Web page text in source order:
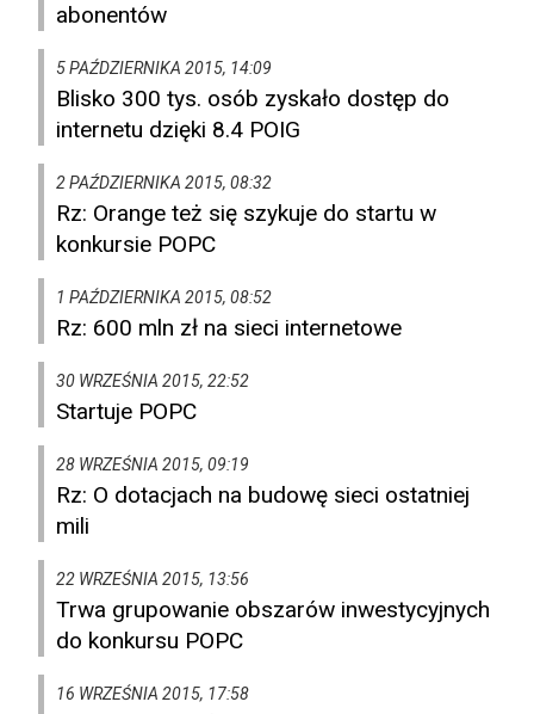
abonentów
5 PAŹDZIERNIKA 2015, 14:09
Blisko 300 tys. osób zyskało dostęp do
internetu dzięki 8.4 POIG
2 PAŹDZIERNIKA 2015, 08:32
Rz: Orange też się szykuje do startu w
konkursie POPC
1 PAŹDZIERNIKA 2015, 08:52
Rz: 600 mln zł na sieci internetowe
30 WRZEŚNIA 2015, 22:52
Startuje POPC
28 WRZEŚNIA 2015, 09:19
Rz: O dotacjach na budowę sieci ostatniej
mili
22 WRZEŚNIA 2015, 13:56
Trwa grupowanie obszarów inwestycyjnych
do konkursu POPC
16 WRZEŚNIA 2015, 17:58